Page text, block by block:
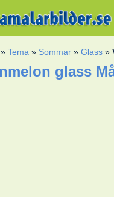
»Tema » Sommar »Glass »
glass